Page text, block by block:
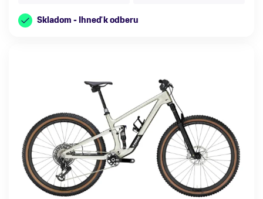
Skladom - Ihneď k odberu